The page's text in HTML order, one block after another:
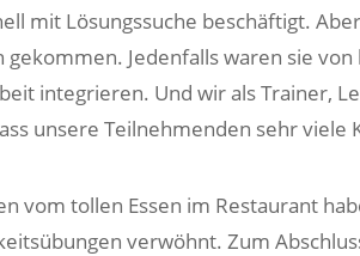
mit Lösungssuche beschäftigt.
gekommen. Jedenfalls waren sie
integrieren. Und wir als Trainer,
unsere Teilnehmenden sehr
vom tollen Essen im Restaurant
verwöhnt. Zum